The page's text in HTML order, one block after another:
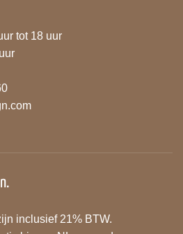
tot 18 uur
inclusief 21% BTW.